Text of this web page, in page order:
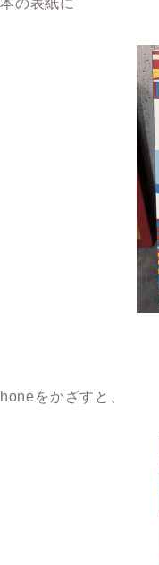
の表紙に
をかざすと、